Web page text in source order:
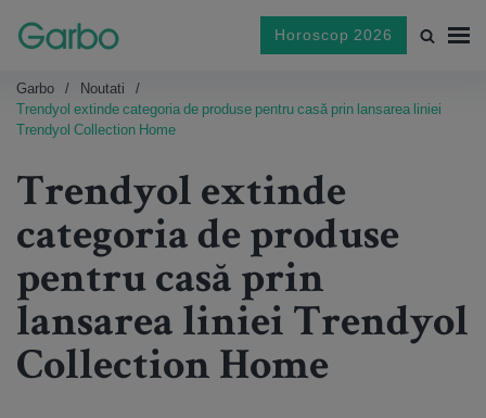
Horoscop 2026
Garbo
Noutati
Trendyol extinde categoria de produse pentru casă prin lansarea liniei
Trendyol Collection Home
Trendyol extinde
categoria de produse
pentru casă prin
lansarea liniei Trendyol
Collection Home